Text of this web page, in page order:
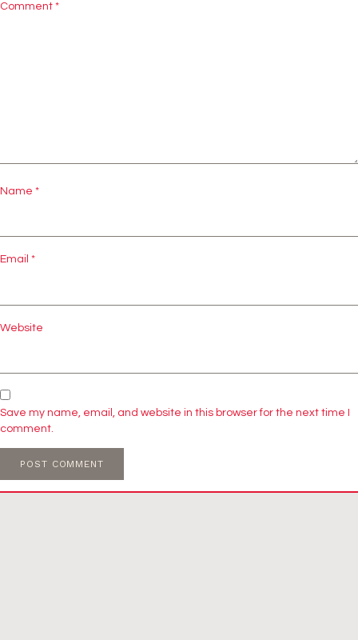
Comment *
Name *
Email *
Website
Save my name, email, and website in this browser for the next time I
comment.